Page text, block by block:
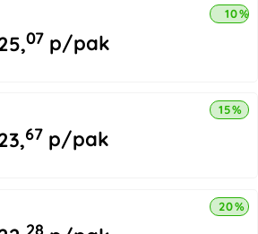
07 p/pak
10%
67 p/pak
15%
28
20%